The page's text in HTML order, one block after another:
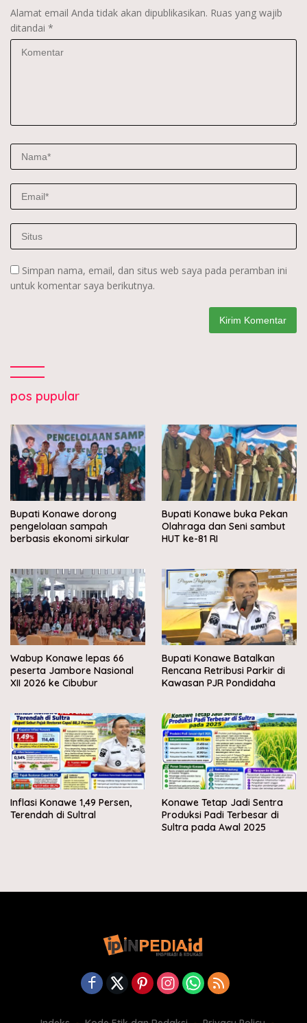
Alamat email Anda tidak akan dipublikasikan. Ruas yang wajib
ditandai *
Simpan nama, email, dan situs web saya pada peramban ini
untuk komentar saya berikutnya.
pos pupular
Bupati Konawe dorong
pengelolaan sampah
berbasis ekonomi sirkular
Bupati Konawe buka Pekan
Olahraga dan Seni sambut
HUT ke-81 RI
Wabup Konawe lepas 66
peserta Jambore Nasional
XII 2026 ke Cibubur
Bupati Konawe Batalkan
Rencana Retribusi Parkir di
Kawasan PJR Pondidaha
Inflasi Konawe 1,49 Persen,
Terendah di Sultral
Konawe Tetap Jadi Sentra
Produksi Padi Terbesar di
Sultra pada Awal 2025